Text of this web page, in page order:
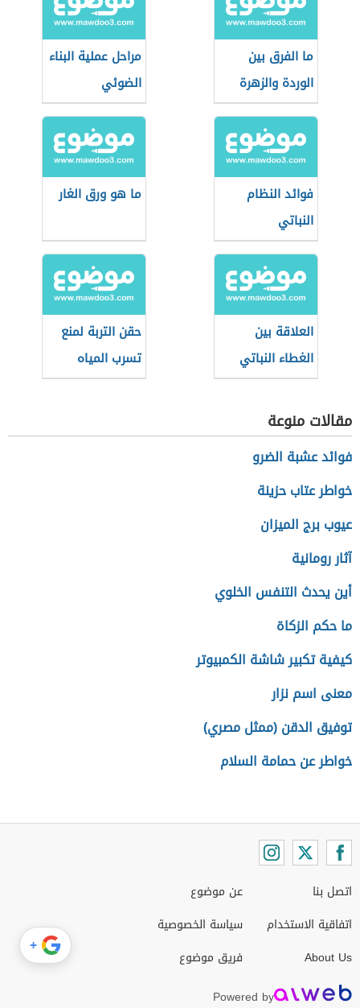
ما الفرق بين
الوردة والزهرة
مراحل عملية البناء
الضوئي
فوائد النظام
النباتي
ما هو ورق الغار
العلاقة بين
الغطاء النباتي
والرياح
حقن التربة لمنع
تسرب المياه
الجوفية
مقالات منوعة
فوائد عشبة الضرو
خواطر عتاب حزينة
عيوب برج الميزان
آثار رومانية
أين يحدث التنفس الخلوي
ما حكم الزكاة
كيفية تكبير شاشة الكمبيوتر
معنى اسم نزار
توفيق الدقن (ممثل مصري)
خواطر عن حمامة السلام
اتصل بنا
اتفاقية الاستخدام
About Us
عن موضوع
سياسة الخصوصية
فريق موضوع
Powered by
+